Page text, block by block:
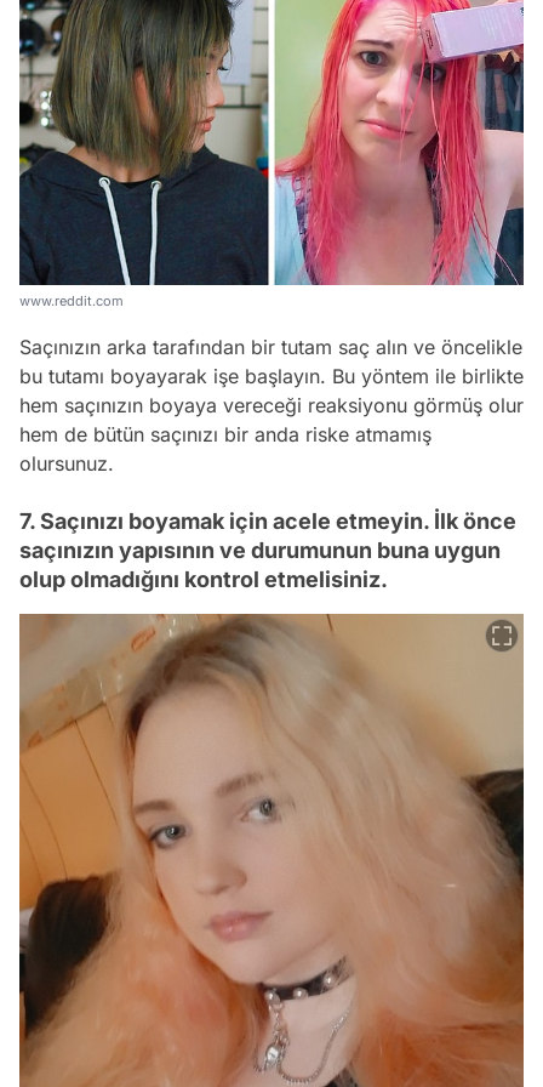
www.reddit.com
Saçınızın arka tarafından bir tutam saç alın ve öncelikle
bu tutamı boyayarak işe başlayın. Bu yöntem ile birlikte
hem saçınızın boyaya vereceği reaksiyonu görmüş olur
hem de bütün saçınızı bir anda riske atmamış
olursunuz.
7. Saçınızı boyamak için acele etmeyin. İlk önce
saçınızın yapısının ve durumunun buna uygun
olup olmadığını kontrol etmelisiniz.